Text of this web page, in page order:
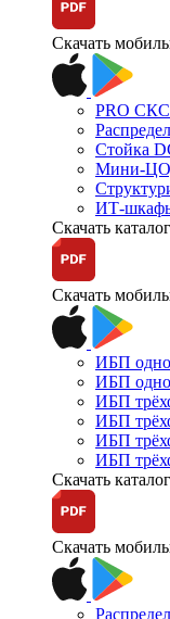
Скачать
PRO
Стойка
Мини-
ИТ-
Скачать каталог
Скачать
ИБП
ИБП
ИБП
ИБП
ИБП
ИБП
Скачать каталог
Скачать